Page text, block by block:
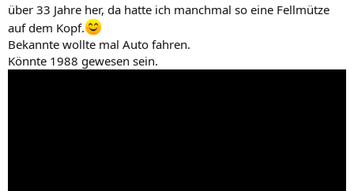
:
über 33 Jahre her, da hatte ich manchmal so eine Fellmütze
auf dem Kopf.
Bekannte wollte mal Auto fahren.
Könnte 1988 gewesen sein.